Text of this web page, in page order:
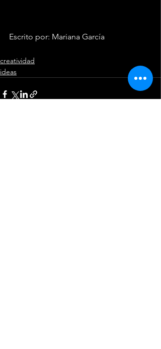
Escrito por: Mariana García
creatividad
ideas